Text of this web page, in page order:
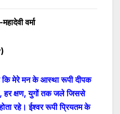
वर्मा
)
कि मेरे मन के आस्था रूपी दीपक
हर क्षण, युगों तक जलेजिससे
रहे। ईश्वर रूपी प्रियतम के